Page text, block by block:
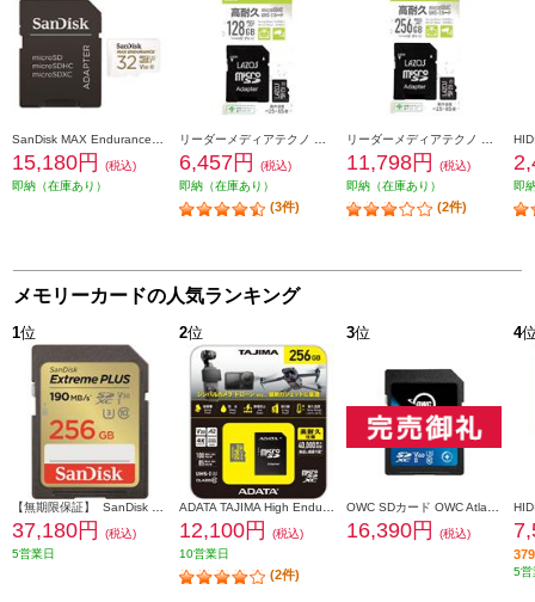
15,180円
(税込)
即納（在庫あり）
6,457円
(税込)
即納（在庫あり）
(3件)
11,798円
(税込)
即納（在庫あり）
(2件)
即
メモリーカードの人気ランキング
1位
37,180円
(税込)
5営業日
2位
12,100円
(税込)
10営業日
(2件)
3位
16,390円 (税込)
4
5営